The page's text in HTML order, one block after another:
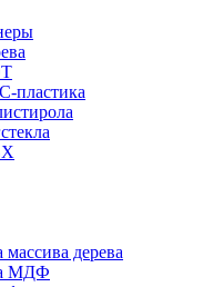
пластика
массива дерева
МДФ